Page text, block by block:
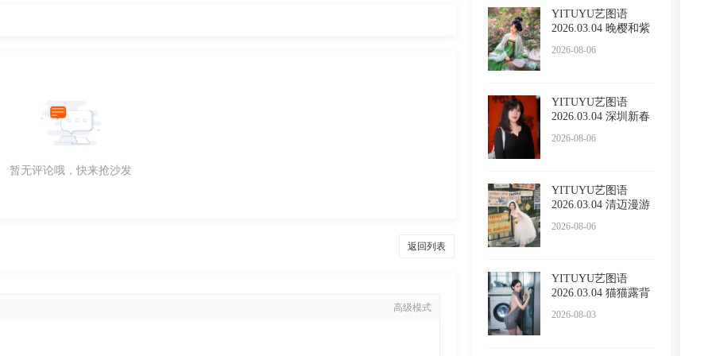
YITUYU艺图语
2026.03.04 晚樱和紫
2026-08-06
YITUYU艺图语
2026.03.04 深圳新春
2026-08-06
YITUYU艺图语
2026.03.04 清迈漫游
2026-08-06
YITUYU艺图语
2026.03.04 猫猫露背
2026-08-03
暂无评论哦，快来抢沙发
返回列表
高级模式